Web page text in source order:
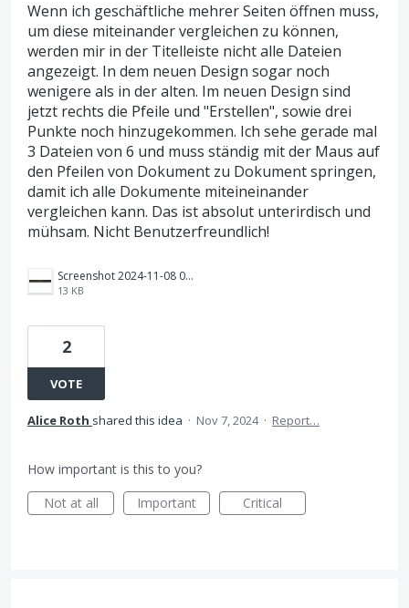
Wenn ich geschäftliche mehrer Seiten öffnen muss,
um diese miteinander vergleichen zu können,
werden mir in der Titelleiste nicht alle Dateien
angezeigt. In dem neuen Design sogar noch
wenigere als in der alten. Im neuen Design sind
jetzt rechts die Pfeile und "Erstellen", sowie drei
Punkte noch hinzugekommen. Ich sehe gerade mal
3 Dateien von 6 und muss ständig mit der Maus auf
den Pfeilen von Dokument zu Dokument springen,
damit ich alle Dokumente miteineinander
vergleichen kann. Das ist absolut unterirdisch und
mühsam. Nicht Benutzerfreundlich!
Screenshot 2024-11-08 081911.png
13 KB
2
VOTE
Alice Roth shared this idea · Nov 7, 2024 · Report…
How important is this to you?
Not at all
Important Critical